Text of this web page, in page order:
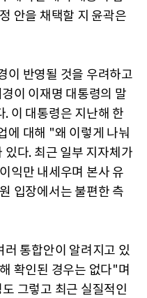
안을 채택할 지 윤곽은
이 반영될 것을 우려하고
이 이재명 대통령의 말
이 대통령은 지난해 한
에 대해 "왜 이렇게 나눠
다. 최근 일부 지자체가
익만 내세우며 본사 유
입장에서는 불편한 측
통합안이 알려지고 있
확인된 경우는 없다"며
그렇고 최근 실질적인